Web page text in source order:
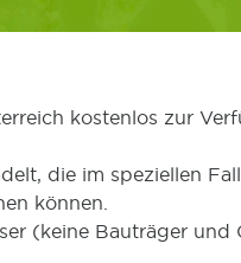
kostenlos zur
die im speziellen
können.
(keine Bauträger